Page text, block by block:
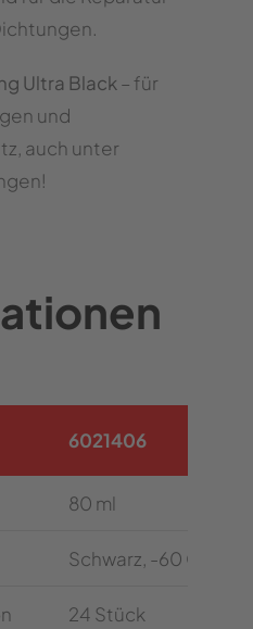
Ultra Black – für
und
auch unter
6021406
80 ml
Schwarz, -60 Grad
24 Stück